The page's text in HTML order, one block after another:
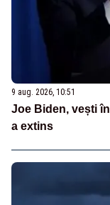
9 aug. 2026, 10:51
Joe Biden, vești
a extins